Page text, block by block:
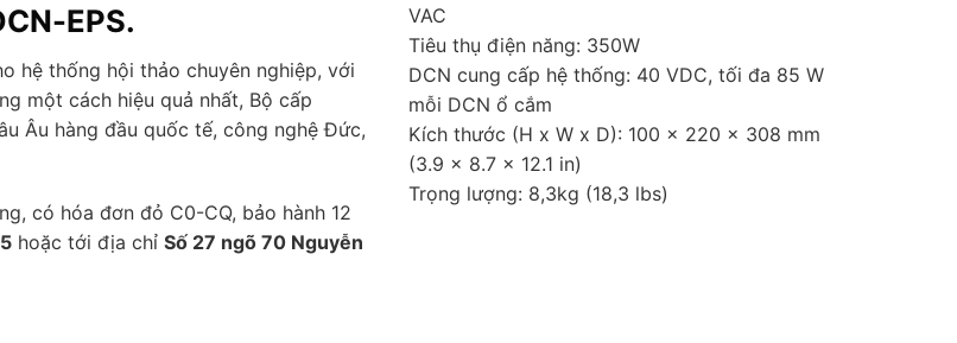
EPS.
hệ thống hội thảo chuyên nghiệp, với
một cách hiệu quả nhất, Bộ cấp
Âu hàng đầu quốc tế, công nghệ Đức,
có hóa đơn đỏ C0-CQ, bảo hành 12
hoặc tới địa chỉ Số 27 ngõ 70 Nguyễn
VAC
Tiêu thụ điện năng: 350W
DCN cung cấp hệ thống: 40 VDC, tối đa 85 W
mỗi DCN ổ cắm
Kích thước (H x W x D): 100 x 220 x 308 mm
(3.9 x 8.7 x 12.1 in)
Trọng lượng: 8,3kg (18,3 lbs)